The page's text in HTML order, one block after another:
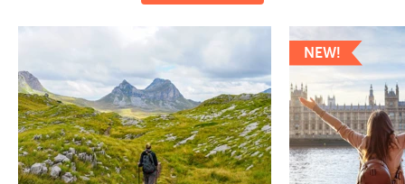
NEW!